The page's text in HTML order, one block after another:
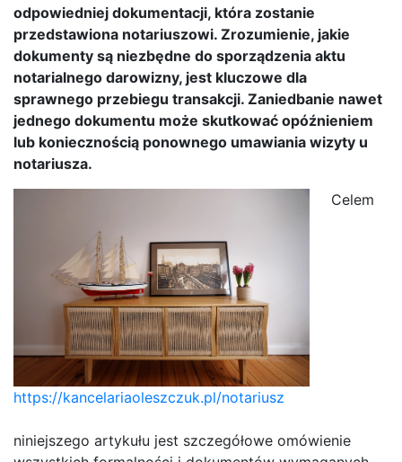
odpowiedniej dokumentacji, która zostanie
przedstawiona notariuszowi. Zrozumienie, jakie
dokumenty są niezbędne do sporządzenia aktu
notarialnego darowizny, jest kluczowe dla
sprawnego przebiegu transakcji. Zaniedbanie nawet
jednego dokumentu może skutkować opóźnieniem
lub koniecznością ponownego umawiania wizyty u
notariusza.
https://kancelariaoleszczuk.pl/notariusz
Celem
niniejszego artykułu jest szczegółowe omówienie